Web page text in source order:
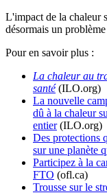
L'impact de la chaleur
désormais un
Pour en savoir plus :
La chaleur au
santé(ILO.org)
La nouvelle
dû à la chaleur
entier(ILO.org)
Des protections
sur une planète
Participez à la
FTO (ofl.ca)
Trousse sur le